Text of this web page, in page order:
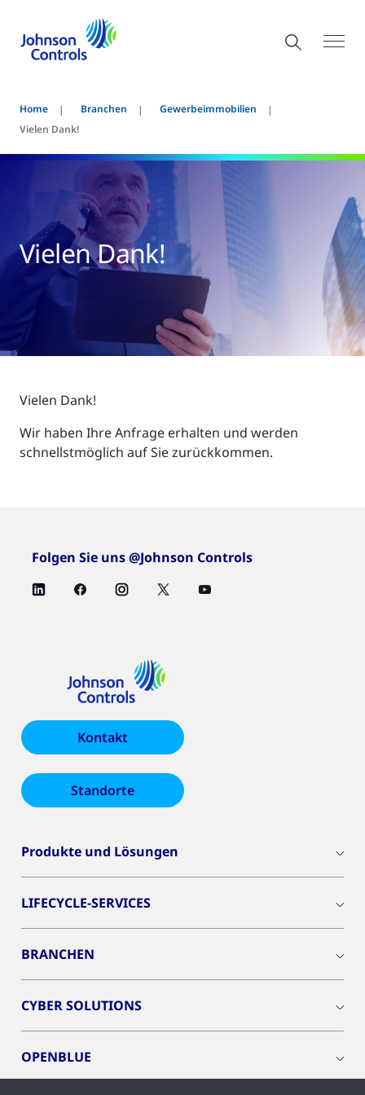
Home Branchen
Gewerbeimmobilien
Vielen Dank!
Vielen Dank!
Vielen Dank!
Wir haben Ihre Anfrage erhalten und werden
schnellstmöglich auf Sie zurückkommen.
Folgen Sie uns @Johnson Controls
Kontakt
Standorte
Produkte und Lösungen
LIFECYCLE-SERVICES
BRANCHEN
CYBER SOLUTIONS
OPENBLUE